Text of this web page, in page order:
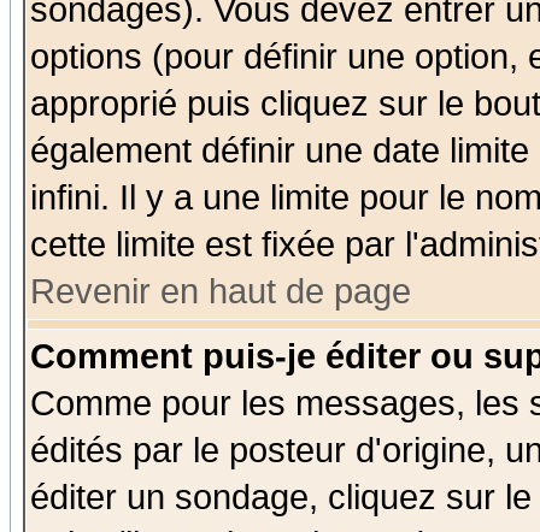
sondages). Vous devez entrer
options (pour définir une option,
approprié puis cliquez sur le
également définir une date
infini. Il y a une limite pour le
cette limite est fixée par
Revenir en haut de page
Comment puis-je éditer ou
Comme pour les messages, les
édités par le posteur d'origine,
éditer un sondage, cliquez sur